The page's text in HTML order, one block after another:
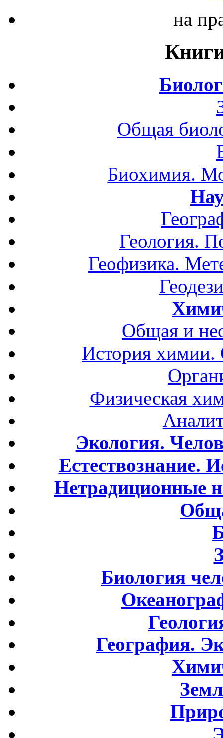
на
Общая
Биохимия.
Геология.
Геофизика.
Общая и
История
Физическая
Экология.
Естествознание.
Нетрадиционные
Биология
География.